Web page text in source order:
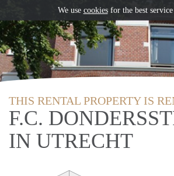
THIS RENTAL PROPERTY IS
F.C.
IN UTRECHT
We use cookiesfor the best service